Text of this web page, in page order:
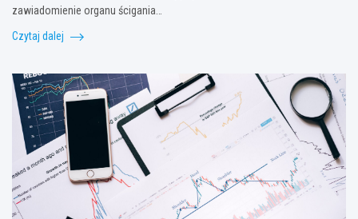
zawiadomienie organu ścigania…
Czytaj dalej